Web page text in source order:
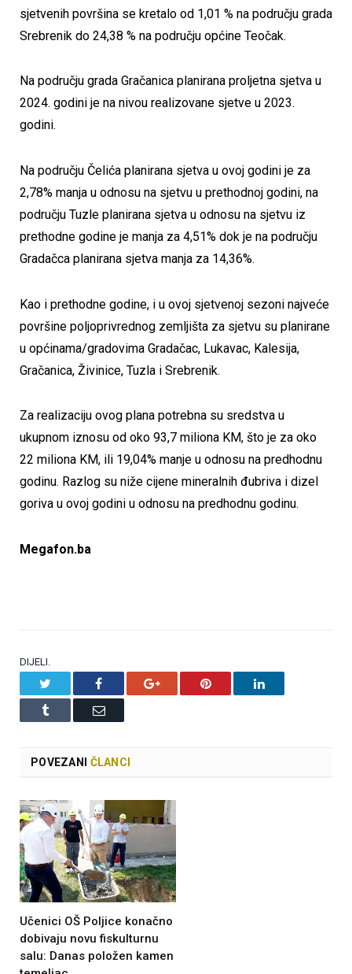
sjetvenih površina se kretalo od 1,01 % na području grada
Srebrenik do 24,38 % na području općine Teočak.
Na području grada Gračanica planirana proljetna sjetva u
2024. godini je na nivou realizovane sjetve u 2023.
godini.
Na području Čelića planirana sjetva u ovoj godini je za
2,78% manja u odnosu na sjetvu u prethodnoj godini, na
području Tuzle planirana sjetva u odnosu na sjetvu iz
prethodne godine je manja za 4,51% dok je na području
Gradačca planirana sjetva manja za 14,36%.
Kao i prethodne godine, i u ovoj sjetvenoj sezoni najveće
površine poljoprivrednog zemljišta za sjetvu su planirane
u općinama/gradovima Gradačac, Lukavac, Kalesija,
Gračanica, Živinice, Tuzla i Srebrenik.
Za realizaciju ovog plana potrebna su sredstva u
ukupnom iznosu od oko 93,7 miliona KM, što je za oko
22 miliona KM, ili 19,04% manje u odnosu na predhodnu
godinu. Razlog su niže cijene mineralnih đubriva i dizel
goriva u ovoj godini u odnosu na predhodnu godinu.
Megafon.ba
DIJELI.
Facebook Google+ Pinterest LinkedIn
Tumblr Email
POVEZANI ČLANCI
Učenici OŠ Poljice konačno
dobivaju novu fiskulturnu
salu: Danas položen kamen